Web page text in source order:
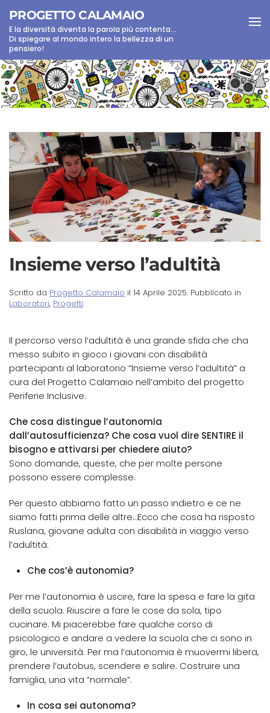
Skip to main content
PROGETTO CALAMAIO
E la diversità diventa la parola più contenta...
Di spiegare al mondo intero la bellezza di un
pensiero!
Insieme verso l’adultità
Scritto da Progetto Calamaio il 14 Aprile 2025. Pubblicato in
Laboratori, Progetti.
Il percorso verso l’adultità è una grande sfida che cha
messo subito in gioco i giovani con disabilità
partecipanti al laboratorio “Insieme verso l’adultità” a
cura del Progetto Calamaio nell’ambito del progetto
Periferie Inclusive.
Che cosa distingue l’autonomia
dall’autosufficienza? Che cosa vuol dire SENTIRE il
bisogno e attivarsi per chiedere aiuto?
Sono domande, queste, che per molte persone
possono essere complesse.
Per questo abbiamo fatto un passo indietro e ce ne
siamo fatti prima delle altre…Ecco che cosa ha risposto
Ruslana, giovane adulta con disabilità in viaggio verso
l’adultità:
Che cos’è autonomia?
Per me l’autonomia è uscire, fare la spesa e fare la gita
della scuola. Riuscire a fare le cose da sola, tipo
cucinare. Mi piacerebbe fare qualche corso di
psicologico e andare a vedere la scuola che ci sono in
giro, le università. Per ma l’autonomia è muovermi libera,
prendere l’autobus, scendere e salire. Costruire una
famiglia, una vita “normale”.
In cosa sei autonoma?